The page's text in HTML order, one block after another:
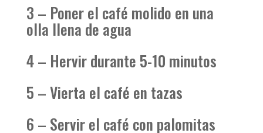
3 – Poner el café molido en una
olla llena de agua
4 – Hervir durante 5-10 minutos
5 – Vierta el café en tazas
6 – Servir el café con palomitas